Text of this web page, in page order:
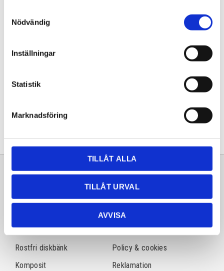
Nödvändig
Inställningar
Statistik
Marknadsföring
TILLÅT ALLA
TILLÅT URVAL
AVVISA
Lagervara
Artikelnr
20261179
Sortiment
Natursten
Rostfri diskbänk
Komposit
Information
Frågor & svar
Köpvillkor
Policy & cookies
Reklamation